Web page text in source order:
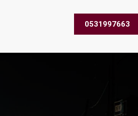
المملكة العربية السعودية
0531997663